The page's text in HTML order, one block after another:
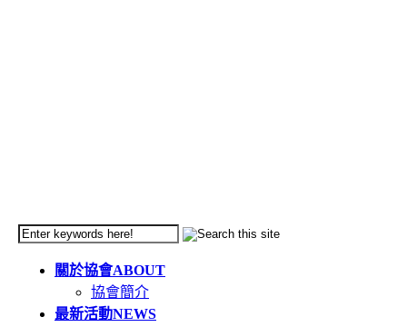
關於協會ABOUT
協會簡介
最新活動NEWS